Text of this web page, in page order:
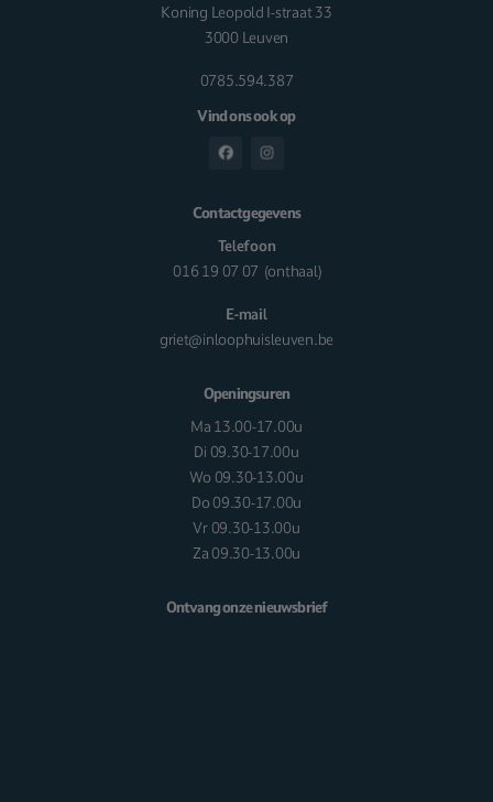
Koning Leopold I-straat 33
3000 Leuven
0785.594.387
Vind ons ook op
Contactgegevens
Telefoon
016 19 07 07 (onthaal)
E-mail
griet@inloophuisleuven.be
Openingsuren
Ma 13.00-17.00u
Di 09.30-17.00u
Wo 09.30-13.00u
Do 09.30-17.00u
Vr 09.30-13.00u
Za 09.30-13.00u
Ontvang onze nieuwsbrief